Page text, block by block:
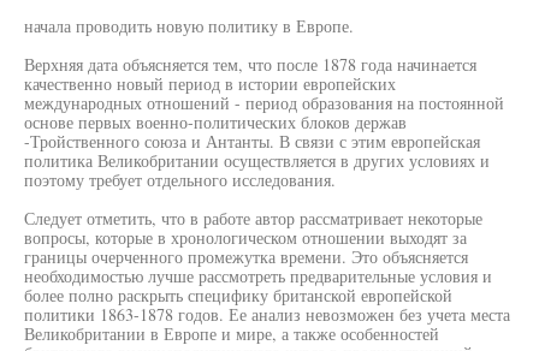
начала проводить новую политику в Европе.
Верхняя дата объясняется тем, что после 1878 года начинается
качественно новый период в истории европейских
международных отношений - период образования на постоянной
основе первых военно-политических блоков держав
-Тройственного союза и Антанты. В связи с этим европейская
политика Великобритании осуществляется в других условиях и
поэтому требует отдельного исследования.
Следует отметить, что в работе автор рассматривает некоторые
вопросы, которые в хронологическом отношении выходят за
границы очерченного промежутка времени. Это объясняется
необходимостью лучше рассмотреть предварительные условия и
более полно раскрыть специфику британской европейской
политики 1863-1878 годов. Ее анализ невозможен без учета места
Великобритании в Европе и мире, а также особенностей